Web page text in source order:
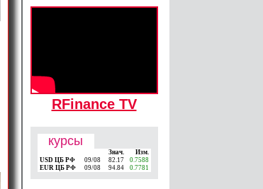
RFinance TV
курсы
Знач.
Изм.
USD ЦБ РФ
09/08 82.17
0.7588
EUR ЦБ РФ
09/08 94.84 0.7781